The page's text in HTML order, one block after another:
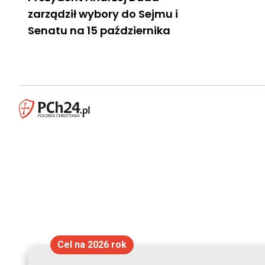
zarządził wybory do Sejmu i
Senatu na 15 października
Cel na 2026 rok